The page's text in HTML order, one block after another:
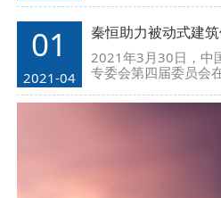
01
2021-04
秦恒助力被动式建
2021年3月30日，中
专委会第四届委员会
加本次盛会。